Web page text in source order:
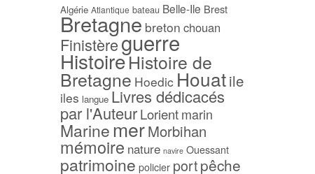
Algérie Atlantique bateau Belle-Ile Brest
Bretagne breton chouan
Finistèreguerre
HistoireHistoire de
Bretagne Hoedic Houatile
iles langue Livres dédicacés
par l'Auteur Lorient marin
Marine merMorbihan
mémoire nature navire Ouessant
patrimoine policier portpêche